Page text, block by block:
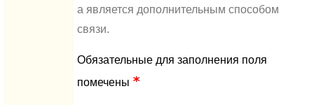
а является дополнительным способом
связи.
Обязательные для заполнения поля
помечены